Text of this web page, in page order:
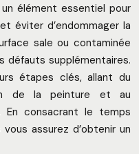
élément essentiel pour
éviter d’endommager la
sale ou contaminée
défauts supplémentaires.
étapes clés, allant du
de la peinture et au
En consacrant le temps
assurez d’obtenir un